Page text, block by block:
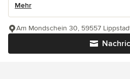
Mehr
Am Mondschein 30, 59557